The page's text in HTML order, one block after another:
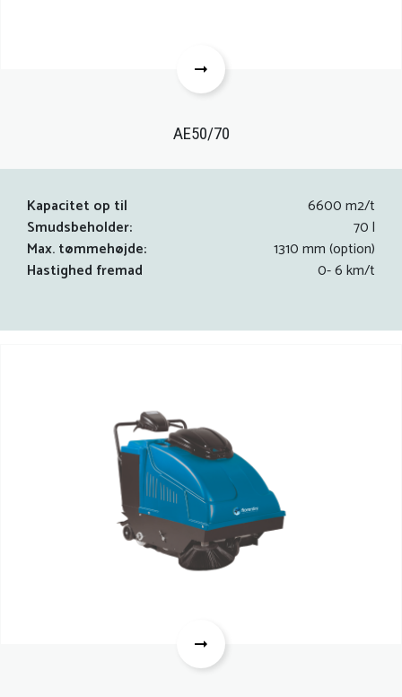
AE50/70
Kapacitet op til
6600 m2/t
Smudsbeholder:
70 l
Max. tømmehøjde:
1310 mm (option)
Hastighed fremad
0- 6 km/t